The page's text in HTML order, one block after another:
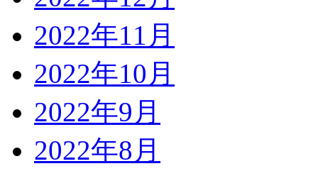
2022年11月
2022年10月
2022年9月
2022年8月